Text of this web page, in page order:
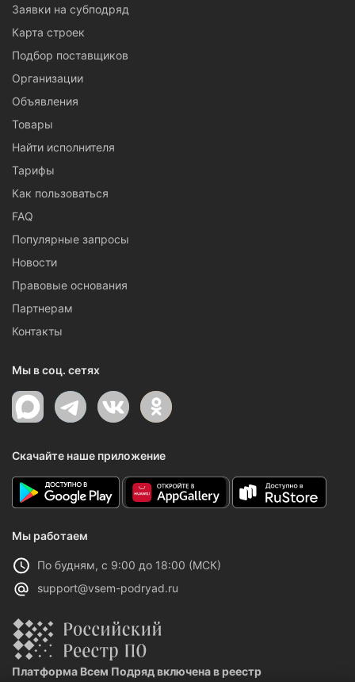
Заявки на субподряд
Карта строек
Подбор поставщиков
Организации
Объявления
Товары
Найти исполнителя
Тарифы
Как пользоваться
FAQ
Популярные запросы
Новости
Правовые основания
Партнерам
Контакты
Мы в соц. сетях
Скачайте наше приложение
Мы работаем
По будням, с 9:00 до 18:00 (МСК)
support@vsem-podryad.ru
Платформа Всем Подряд включена в реестр